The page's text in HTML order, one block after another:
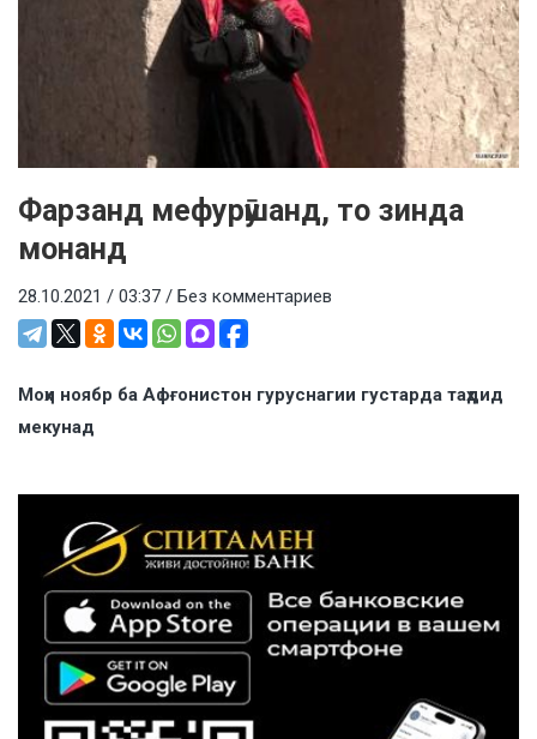
Фарзанд мефурӯшанд, то зинда
монанд
28.10.2021 / 03:37 / Без комментариев
Моҳи ноябр ба Афғонистон гуруснагии густарда таҳдид
мекунад